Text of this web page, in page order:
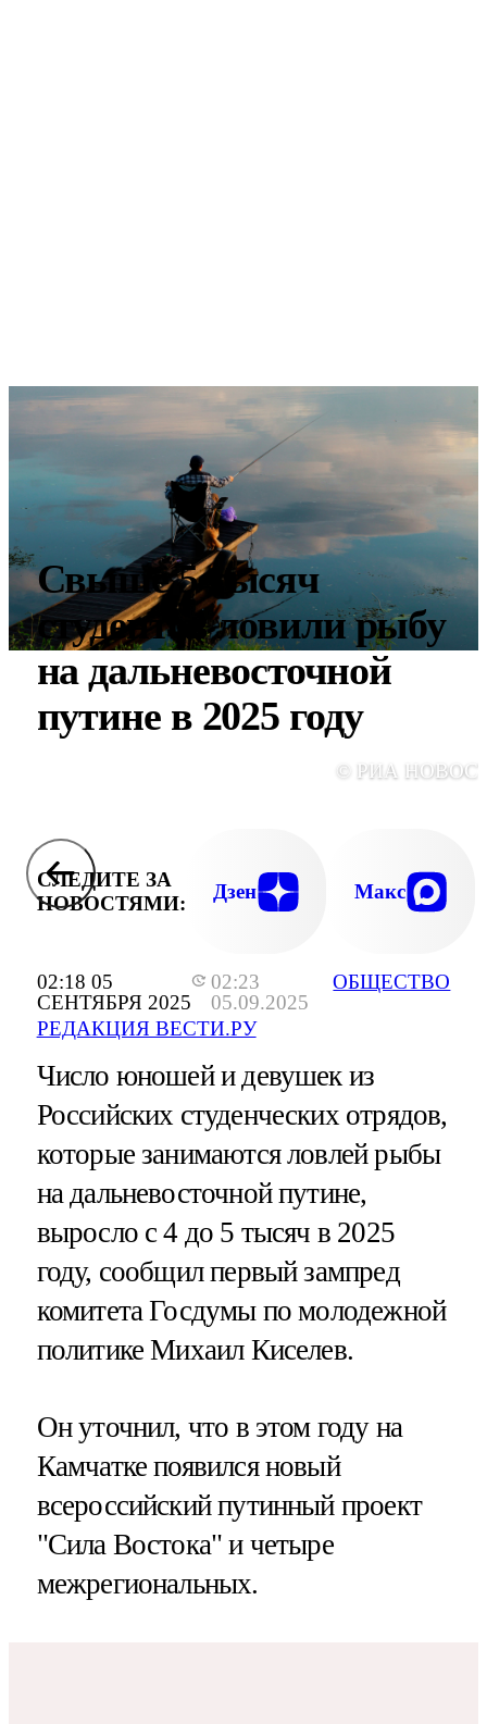
02:18 05
СЕНТЯБРЯ 2025
02:23
05.09.2025
РЕДАКЦИЯ ВЕСТИ.РУ
ОБЩЕСТВО
Свыше 5 тысяч
студентов ловили рыбу
на дальневосточной
путине в 2025 году
© РИА
СЛЕДИТЕ ЗА
НОВОСТЯМИ:
Дзен Макс
Число юношей и девушек из
Российских студенческих отрядов,
которые занимаются ловлей рыбы
на дальневосточной путине,
выросло с 4 до 5 тысяч в 2025
году, сообщил первый зампред
комитета Госдумы по молодежной
политике Михаил Киселев.
Он уточнил, что в этом году на
Камчатке появился новый
всероссийский путинный проект
"Сила Востока" и четыре
межрегиональных.